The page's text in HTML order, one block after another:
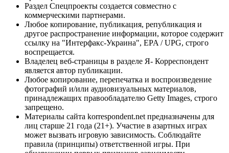
Раздел Спецпроекты создается совместно с
коммерческими партнерами.
Любое копирование, публикация, републикация и
другое распространение информации, которое содержит
ссылку на "Интерфакс-Украина", EPA / UPG, строго
воспрещается.
Владелец веб-страницы в разделе Я- Корреспондент
является автор публикации.
Любое копирование, перепечатка и воспроизведение
фотографий и/или аудиовизуальных материалов,
принадлежащих правообладателю Getty Images, строго
запрещено.
Материалы сайта korrespondent.net предназначены для
лиц старше 21 года (21+). Участие в азартных играх
может вызвать игровую зависимость. Соблюдайте
правила (принципы) ответственной игры. При